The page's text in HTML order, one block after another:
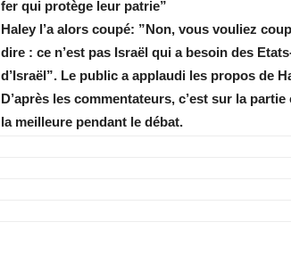
fer qui protège leur patrie”
Haley l’a alors coupé: ”Non, vous vouliez
dire : ce n’est pas Israël qui a besoin des
d’Israël”. Le public a applaudi les propos de
D’après les commentateurs, c’est sur la
la meilleure pendant le débat.